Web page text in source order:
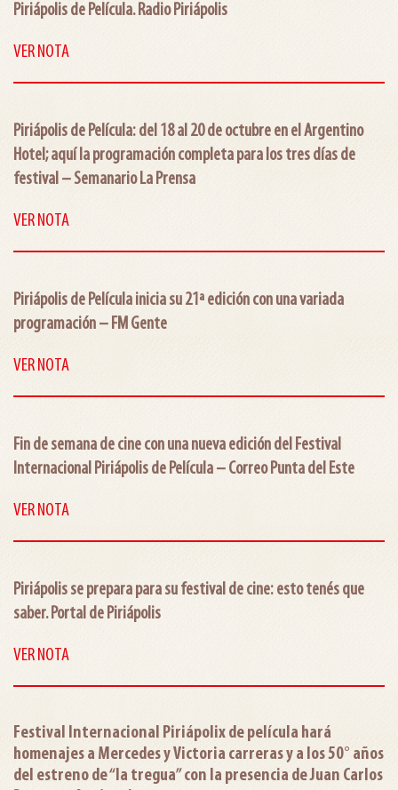
Piriápolis de Película. Radio Piriápolis
VER NOTA
Piriápolis de Película: del 18 al 20 de octubre en el Argentino
Hotel; aquí la programación completa para los tres días de
festival – Semanario La Prensa
VER NOTA
Piriápolis de Película inicia su 21ª edición con una variada
programación – FM Gente
VER NOTA
Fin de semana de cine con una nueva edición del Festival
Internacional Piriápolis de Película – Correo Punta del Este
VER NOTA
Piriápolis se prepara para su festival de cine: esto tenés que
saber. Portal de Piriápolis
VER NOTA
Festival Internacional Piriápolix de película hará
homenajes a Mercedes y Victoria carreras y a los 50° años
del estreno de “la tregua” con la presencia de Juan Carlos